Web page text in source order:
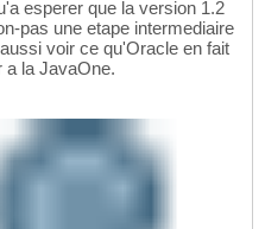
esperer que la version 1.2
pas une etape intermediaire
voir ce qu'Oracle en fait
a la JavaOne.